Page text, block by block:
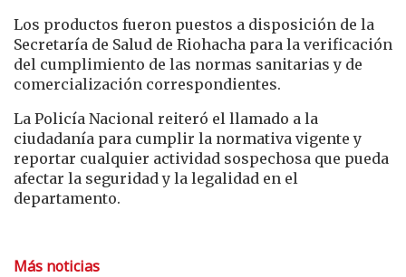
Los productos fueron puestos a disposición de la
Secretaría de Salud de Riohacha para la verificación
del cumplimiento de las normas sanitarias y de
comercialización correspondientes.
La Policía Nacional reiteró el llamado a la
ciudadanía para cumplir la normativa vigente y
reportar cualquier actividad sospechosa que pueda
afectar la seguridad y la legalidad en el
departamento.
Más noticias